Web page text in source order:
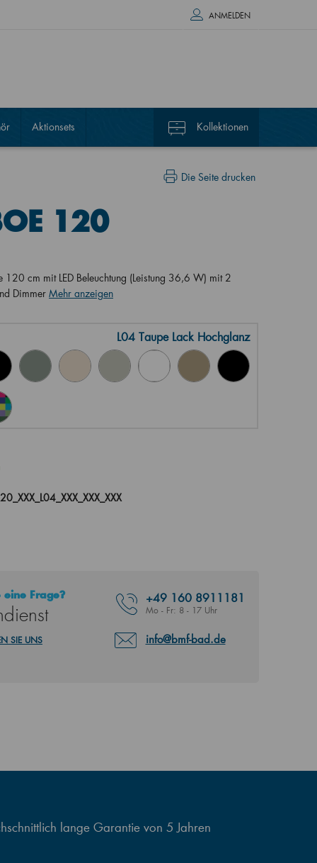
ANMELDEN
Aktionsets Kollektionen
Die Seite drucken
120
cm mit LED Beleuchtung (Leistung 36,6 W) mit 2
Dimmer Mehr anzeigen
L04 Taupe Lack Hochglanz
eine Frage? +49 160 8911181
Mo - Fr: 8 - 17 Uhr
info@bmf-bad.de
SIE UNS
lange Garantie von 5 Jahren